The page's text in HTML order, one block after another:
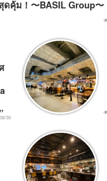
คุ้ม！〜BASIL Group〜
30